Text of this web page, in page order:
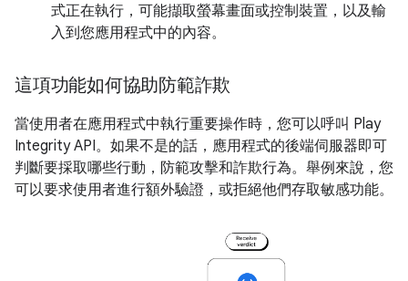
式正在執行，可能擷取螢幕畫面或控制裝置，以及輸
入到您應用程式中的內容。
這項功能如何協助防範詐欺
當使用者在應用程式中執行重要操作時，您可以呼叫 Play
Integrity API。如果不是的話，應用程式的後端伺服器即可
判斷要採取哪些行動，防範攻擊和詐欺行為。舉例來說，您
可以要求使用者進行額外驗證，或拒絕他們存取敏感功能。